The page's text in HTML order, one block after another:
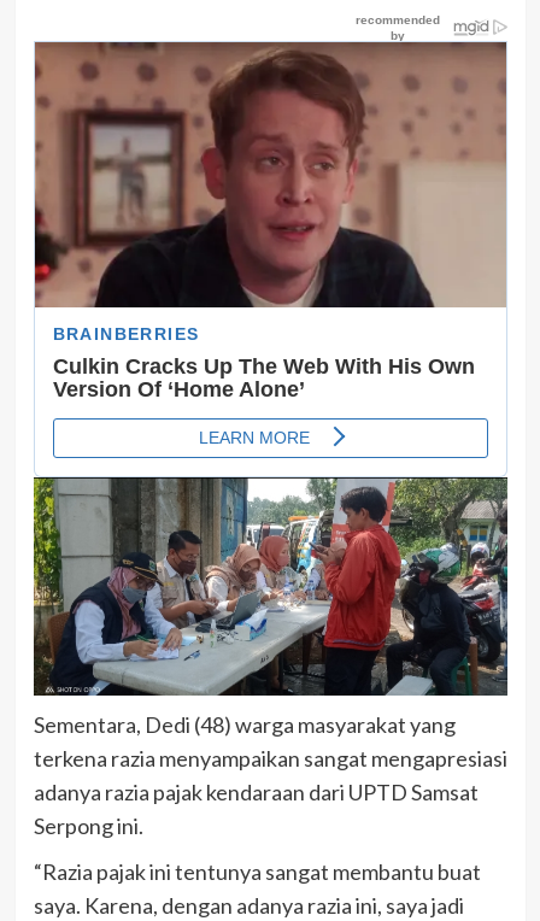
Sementara, Dedi (48) warga masyarakat yang
terkena razia menyampaikan sangat mengapresiasi
adanya razia pajak kendaraan dari UPTD Samsat
Serpong ini.
“Razia pajak ini tentunya sangat membantu buat
saya. Karena, dengan adanya razia ini, saya jadi